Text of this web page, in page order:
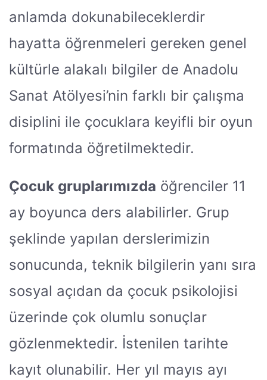
anlamda dokunabileceklerdir
hayatta öğrenmeleri gereken genel
kültürle alakalı bilgiler de Anadolu
Sanat Atölyesi’nin farklı bir çalışma
disiplini ile çocuklara keyifli bir oyun
formatında öğretilmektedir.
Çocuk gruplarımızda öğrenciler 11
ay boyunca ders alabilirler. Grup
şeklinde yapılan derslerimizin
sonucunda, teknik bilgilerin yanı sıra
sosyal açıdan da çocuk psikolojisi
üzerinde çok olumlu sonuçlar
gözlenmektedir. İstenilen tarihte
kayıt olunabilir. Her yıl mayıs ayı